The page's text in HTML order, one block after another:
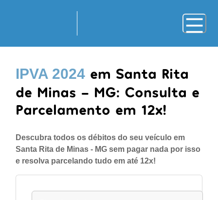
IPVA 2024 em Santa Rita
de Minas - MG: Consulta e
Parcelamento em 12x!
Descubra todos os débitos do seu veículo em
Santa Rita de Minas - MG sem pagar nada por isso
e resolva parcelando tudo em até 12x!